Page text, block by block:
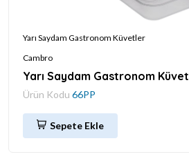
Yarı Saydam Gastronom Küvetler
Cambro
Yarı Saydam Gastronom Küvet
Ürün Kodu 66PP
Sepete Ekle